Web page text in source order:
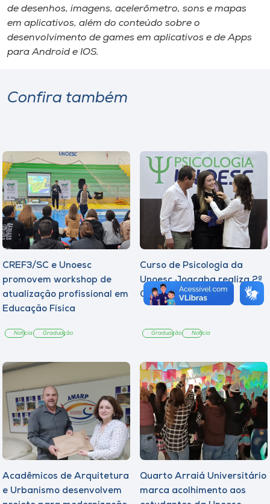
de desenhos, imagens, acelerômetro, sons e mapas
em aplicativos, além do conteúdo sobre o
desenvolvimento de games em aplicativos e de Apps
para Android e IOS.
Confira também
CREF3/SC e Unoesc
promovem workshop de
atualização profissional em
Educação Física
Notícia Graduação
Curso de Psicologia da
Unoesc Joaçaba realiza 2ª
Cerimônia do Botton
Graduação Notícia
Acadêmicos de Arquitetura
e Urbanismo desenvolvem
Quarto Arraiá Universitário
marca acolhimento aos